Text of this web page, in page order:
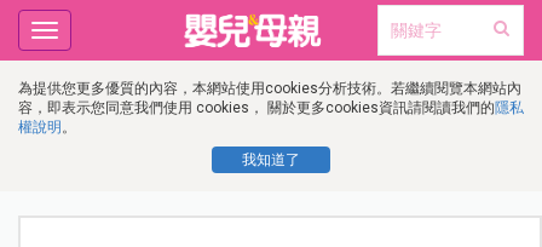
為提供您更多優質的內容，本網站使用cookies分析技術。若繼續閱覽本網站內
容，即表示您同意我們使用 cookies， 關於更多cookies資訊請閱讀我們的隱私
權說明 。
我知道了
Toggle
navigation